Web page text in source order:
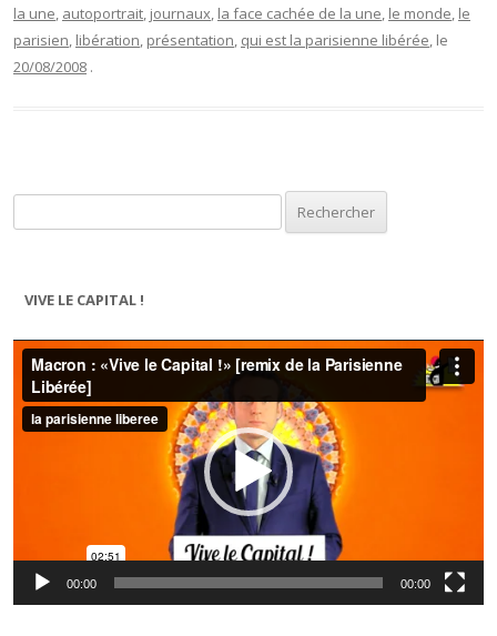
la une, autoportrait, journaux, la face cachée de la une, le monde, le
parisien, libération, présentation, qui est la parisienne libérée, le
20/08/2008 .
VIVE LE CAPITAL !
Lecteur
vidéo
00:00 00:00